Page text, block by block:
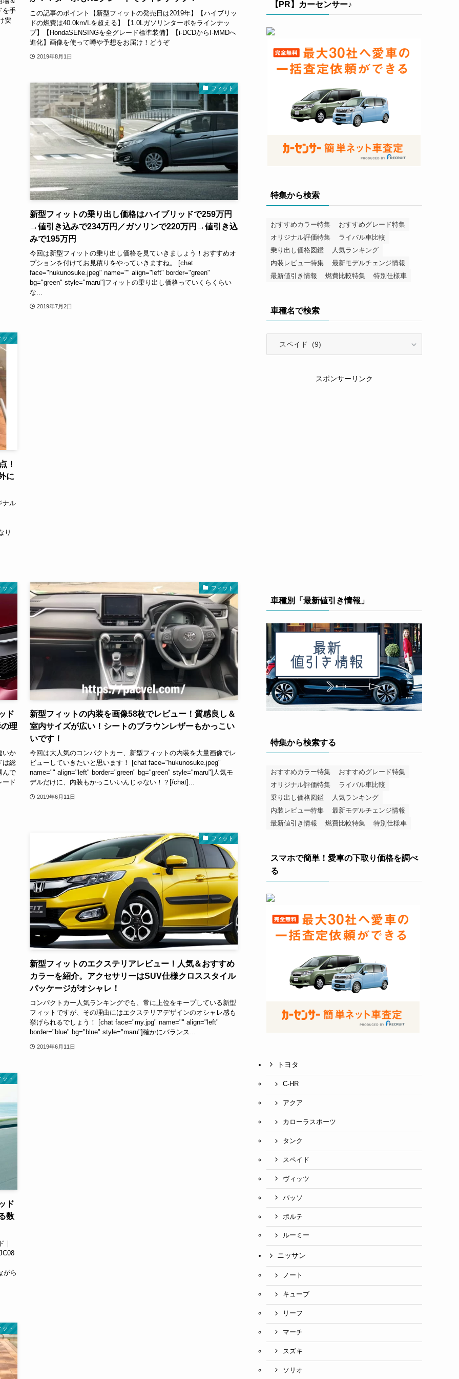
を手
安
この記事のポイント【新型フィットの発売日は2019年】【ハイブリッ
ドの燃費は40.0km/Lを超える】【1.0Lガソリンターボをラインナッ
プ】【HondaSENSINGを全グレード標準装備】【i-DCDからI-MMDへ
進化】画像を使って噂や予想をお届け！どうぞ
2019年8月1日
フィット
新型フィットの乗り出し価格はハイブリッドで259万円
→値引き込みで234万円／ガソリンで220万円→値引き込
みで195万円
今回は新型フィットの乗り出し価格を見ていきましょう！おすすめオ
プションを付けてお見積りをやっていきますね。 [chat
face="hukunosuke.jpeg" name="" align="left" border="green"
bg="green" style="maru"]フィットの乗り出し価格っていくらくらい
な...
2019年7月2日
ット
！
に
ナル
り
ット
ド
理
いか
は総
んで
ード
フィット
新型フィットの内装を画像58枚でレビュー！質感良し＆
室内サイズが広い！シートのブラウンレザーもかっこい
いです！
今回は大人気のコンパクトカー、新型フィットの内装を大量画像でレ
ビューしていきたいと思います！ [chat face="hukunosuke.jpeg"
name="" align="left" border="green" bg="green" style="maru"]人気モ
デルだけに、内装もかっこいいんじゃない！？[/chat]...
2019年6月11日
フィット
新型フィットのエクステリアレビュー！人気＆おすすめ
カラーを紹介。アクセサリーはSUV仕様クロススタイル
パッケージがオシャレ！
コンパクトカー人気ランキングでも、常に上位をキープしている新型
フィットですが、その理由にはエクステリアデザインのオシャレ感も
挙げられるでしょう！ [chat face="my.jpg" name="" align="left"
border="blue" bg="blue" style="maru"]確かにバランス...
2019年6月11日
ット
ド
数
｜
がら
ット
【PR】カーセンサー♪
特集から検索
おすすめカラー特集
おすすめグレード特集
オリジナル評価特集
ライバル車比較
乗り出し価格図鑑
人気ランキング
内装レビュー特集
最新モデルチェンジ情報
最新値引き情報
燃費比較特集 特別仕様車
車種名で検索
スポンサーリンク
車種別「最新値引き情報」
特集から検索する
おすすめカラー特集
おすすめグレード特集
オリジナル評価特集
ライバル車比較
乗り出し価格図鑑
人気ランキング
内装レビュー特集
最新モデルチェンジ情報
最新値引き情報
燃費比較特集 特別仕様車
スマホで簡単！愛車の下取り価格を調べ
る
トヨタ
C-HR
アクア
カローラスポーツ
タンク
スペイド
ヴィッツ
パッソ
ポルテ
ルーミー
ニッサン
ノート
キューブ
リーフ
マーチ
スズキ
ソリオ